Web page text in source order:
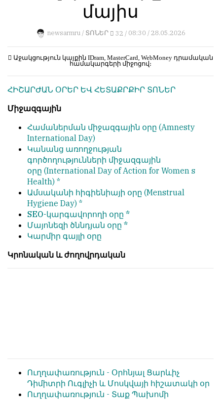
материалы
независимо
мыслящих.
Сайт
обновляется
большим
трудом,
но
душой.
Редакция
не
и
искажает
смысл.
չի
խոթում
նյութերի
մեջ,
կրճատում
մտքերի
խմբագրում
կատարում։
Խմբագրության
կարծիքը
հեղինակների
կարծիքի
հետ
համակարծիք
լինելը
պարտադիր
պայման
ընդունվում
մայիս
newsarmru / ՏՈՆԵՐ 32 / 08:30 / 28.05.2026
Աջակցություն կայքին IDram, MasterCard, WebMoney դրամական
համակարգերի միջոցով։
ՀԻՇԱՐԺԱՆ ՕՐԵՐ ԵՎ ՀԵՏԱՔՐՔԻՐ ՏՈՆԵՐ
Միջազգային
Համաներման միջազգային օրը (Amnesty
International Day)
Կանանց առողջության
գործողությունների միջազգային
օրը (International Day of Action for Women s
Health) *
Ամսականի հիգիենիայի օրը (Menstrual
Hygiene Day) *
SEO-կարգավորողի օրը *
Մայոնեզի ծննդյան օրը *
Կարմիր գայլի օրը
Կրոնական և ժողովրդական
Ուղղափառություն - Օրհնյալ Ցարևիչ
Դիմիտրի Ուգլիչի և Մոսկվայի հիշատակի օր
Ուղղափառություն - Տաք Պախոմի